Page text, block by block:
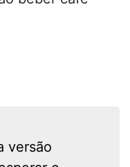
versão